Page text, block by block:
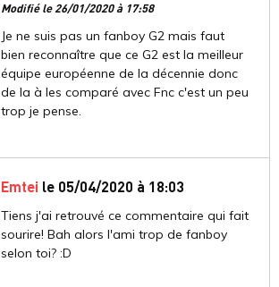
Modifié le 26/01/2020 à 17:58
Je ne suis pas un fanboy G2 mais faut
bien reconnaître que ce G2 est la meilleur
équipe européenne de la décennie donc
de la à les comparé avec Fnc c'est un peu
trop je pense.
Emtei le 05/04/2020 à 18:03
Tiens j'ai retrouvé ce commentaire qui fait
sourire! Bah alors l'ami trop de fanboy
selon toi? :D